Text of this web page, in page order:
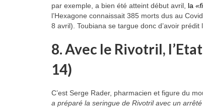
par exemple, a bien été atteint début avril, la
l’Hexagone connaissait 385 morts dus au
8 avril). Toubiana se targue donc d’avoir prédit
8. Avec le Rivotril,
14)
C’est Serge Rader, pharmacien et figure du
a préparé la seringue de Rivotril avec un